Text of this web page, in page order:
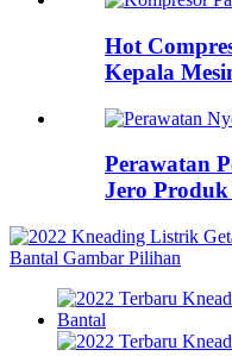
Hot
Kepala
Perawatan
Jero Produk